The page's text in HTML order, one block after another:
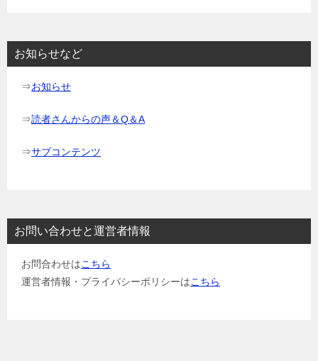
ョ
お知らせなど
⇒お知らせ
⇒読者さんからの声＆Q＆A
⇒サブコンテンツ
お問い合わせと運営者情報
お問合わせはこちら
運営者情報・プライバシーポリシーはこちら